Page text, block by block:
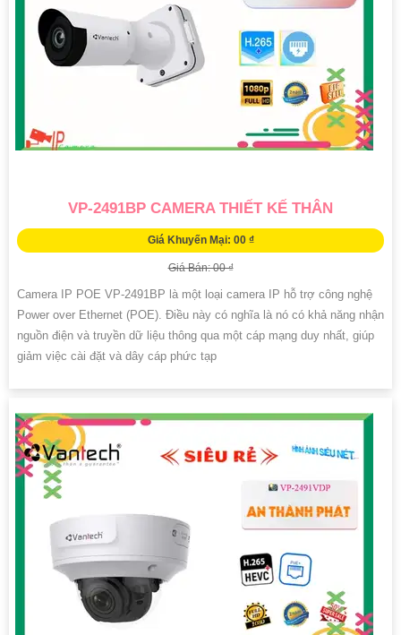
VP-2491BP CAMERA THIẾT KẾ THÂN
Giá Khuyến Mại: 00 ₫
Giá Bán: 00 ₫
Camera IP POE VP-2491BP là một loại camera IP hỗ trợ công nghệ
Power over Ethernet (POE). Điều này có nghĩa là nó có khả năng nhận
nguồn điện và truyền dữ liệu thông qua một cáp mạng duy nhất, giúp
giảm việc cài đặt và dây cáp phức tạp